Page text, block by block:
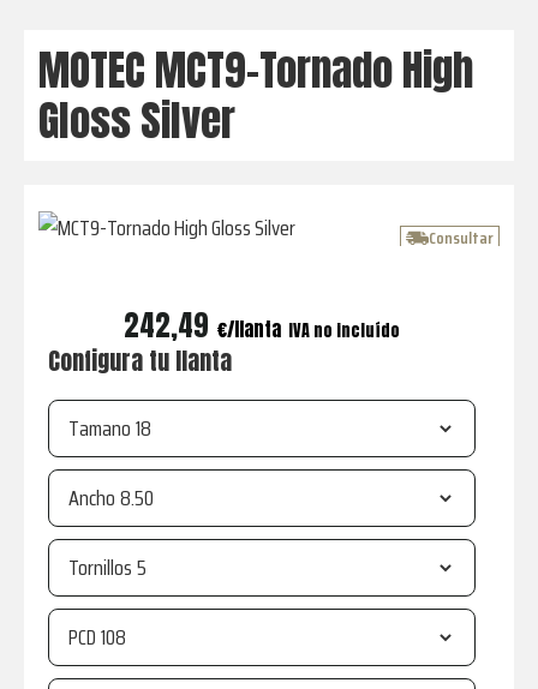
y
estilo
para
con
MOTEC MCT9-Tornado High
Gloss Silver
Consultar
242,49 € IVA no incluído
Configura tu llanta
Tamano
Ancho
Tornillos
PCD